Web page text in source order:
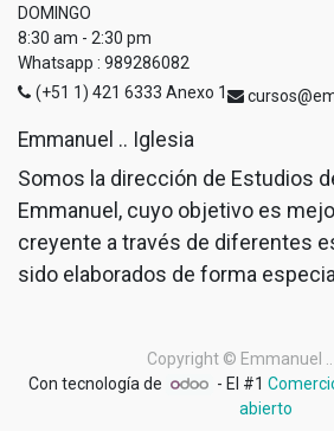
DOMINGO
8:30 am - 2:30 pm
Whatsapp : 989286082
(+51 1) 421 6333 Anexo 1
Emmanuel .. Iglesia
Somos la dirección de Estudios
Emmanuel, cuyo objetivo es
creyente a través de diferentes
sido elaborados de forma
Copyright © Emmanuel
Con tecnología de
- El #1
abierto